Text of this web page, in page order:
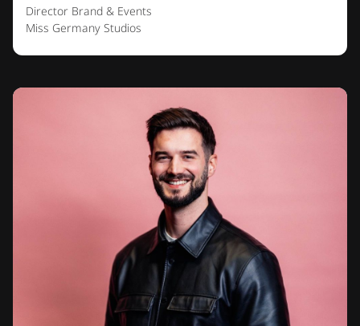
Director Brand & Events
Miss Germany Studios